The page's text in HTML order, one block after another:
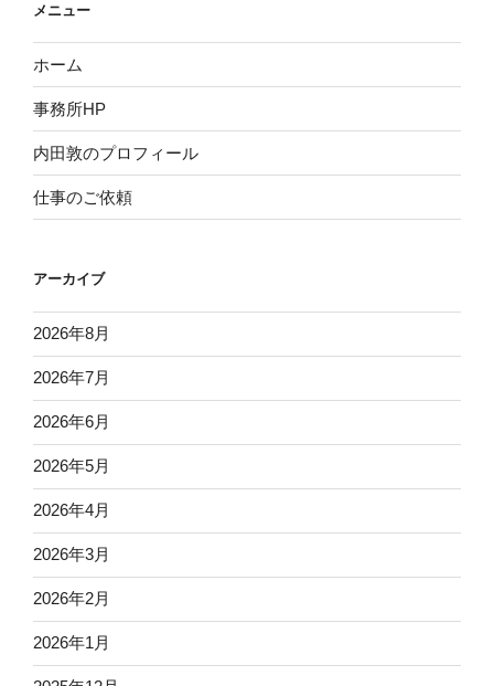
メニュー
ホーム
事務所HP
内田敦のプロフィール
仕事のご依頼
アーカイブ
2026年8月
2026年7月
2026年6月
2026年5月
2026年4月
2026年3月
2026年2月
2026年1月